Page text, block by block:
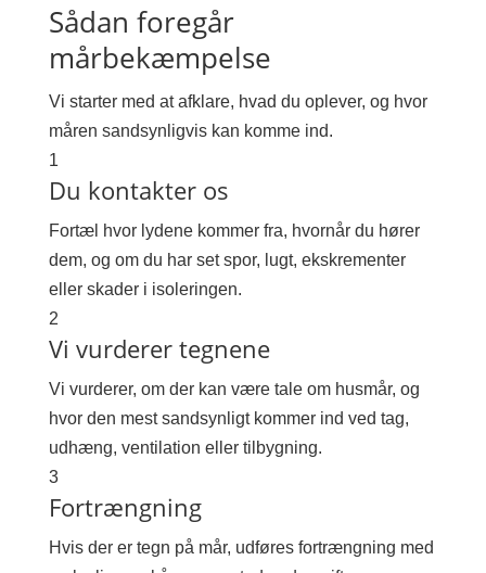
Sådan foregår
mårbekæmpelse
Vi starter med at afklare, hvad du oplever, og hvor
måren sandsynligvis kan komme ind.
1
Du kontakter os
Fortæl hvor lydene kommer fra, hvornår du hører
dem, og om du har set spor, lugt, ekskrementer
eller skader i isoleringen.
2
Vi vurderer tegnene
Vi vurderer, om der kan være tale om husmår, og
hvor den mest sandsynligt kommer ind ved tag,
udhæng, ventilation eller tilbygning.
3
Fortrængning
Hvis der er tegn på mår, udføres fortrængning med